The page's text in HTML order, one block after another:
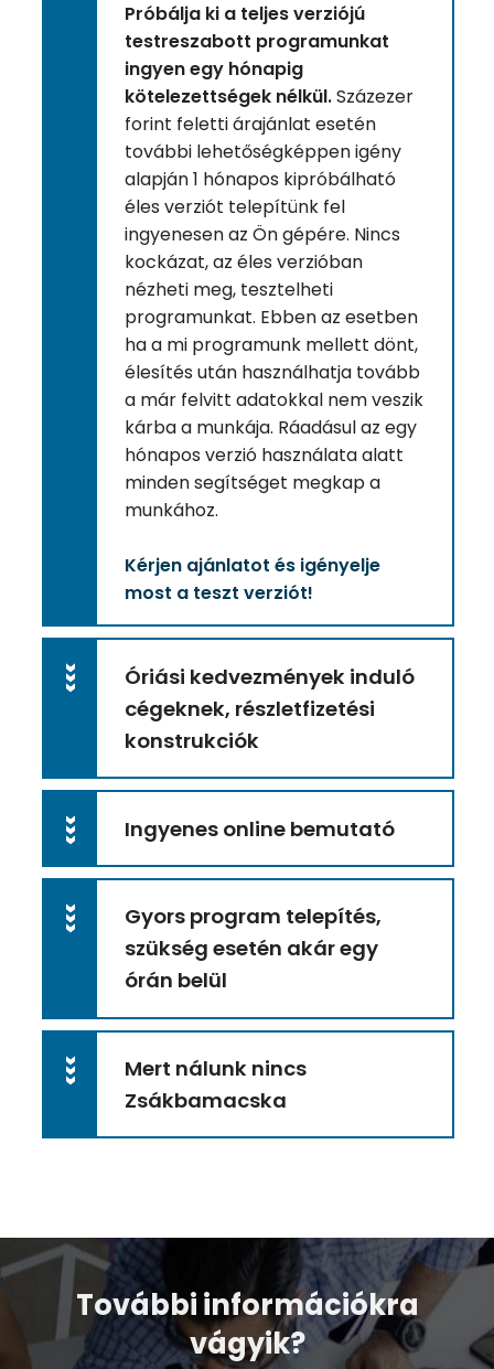
Próbálja ki a teljes verziójú
testreszabott programunkat
ingyen egy hónapig
kötelezettségek nélkül.Százezer
forint feletti árajánlat esetén
további lehetőségképpen igény
alapján 1 hónapos kipróbálható
éles verziót telepítünk fel
ingyenesen az Ön gépére. Nincs
kockázat, az éles verzióban
nézheti meg, tesztelheti
programunkat. Ebben az esetben
ha a mi programunk mellett dönt,
élesítés után használhatja tovább
a már felvitt adatokkal nem veszik
kárba a munkája. Ráadásul az egy
hónapos verzió használata alatt
minden segítséget megkap a
munkához.
Kérjen ajánlatot és igényelje
most a teszt verziót!
>>>
Óriási kedvezmények induló
cégeknek, részletfizetési
konstrukciók
>>> Ingyenes online bemutató
>>>
Gyors program telepítés,
szükség esetén akár egy
órán belül
>>>
Mert nálunk nincs
Zsákbamacska
További információkra
vágyik?